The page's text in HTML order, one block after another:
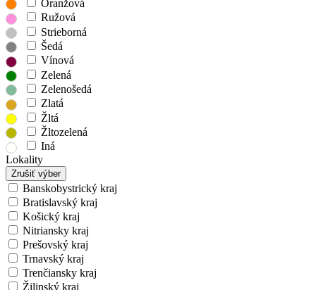
Oranžová
Ružová
Strieborná
Šedá
Vínová
Zelená
Zelenošedá
Zlatá
Žltá
Žltozelená
Iná
Lokality
Zrušiť výber
Banskobystrický kraj
Bratislavský kraj
Košický kraj
Nitriansky kraj
Prešovský kraj
Trnavský kraj
Trenčiansky kraj
Žilinský kraj